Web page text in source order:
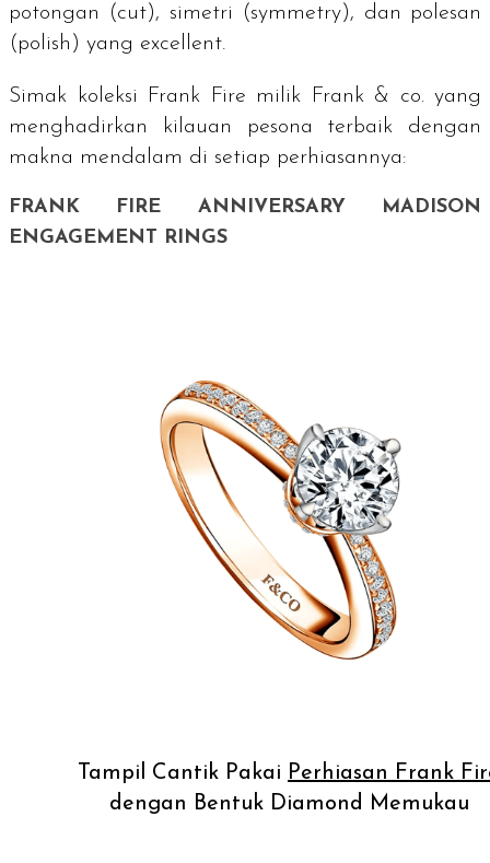
potongan (cut), simetri (symmetry), dan polesan
( polish ) yang excellent.
Simak koleksi Frank Fire milik Frank & co. yang
menghadirkan kilauan pesona terbaik dengan
makna mendalam di setiap perhiasannya:
FRANK FIRE ANNIVERSARY MADISON
ENGAGEMENT RINGS
Tampil Cantik Pakai Perhiasan Frank
dengan Bentuk Diamond Memukau